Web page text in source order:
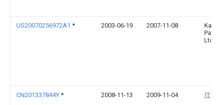
US20070256972A1 * 2003-06-19 2007-11-08
Paint
Ltd.
CN201337844Y * 2008-11-13 2009-11-04 江汉